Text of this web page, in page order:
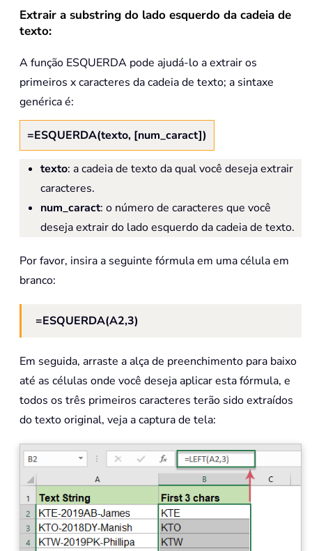
Extrair a substring do lado esquerdo da cadeia de
texto:
A função ESQUERDA pode ajudá-lo a extrair os
primeiros x caracteres da cadeia de texto; a sintaxe
genérica é:
=ESQUERDA(texto, [num_caract])
texto: a cadeia de texto da qual você deseja extrair
caracteres.
num_caract: o número de caracteres que você
deseja extrair do lado esquerdo da cadeia de texto.
Por favor, insira a seguinte fórmula em uma célula em
branco:
=ESQUERDA(A2,3)
Em seguida, arraste a alça de preenchimento para baixo
até as células onde você deseja aplicar esta fórmula, e
todos os três primeiros caracteres terão sido extraídos
do texto original, veja a captura de tela: